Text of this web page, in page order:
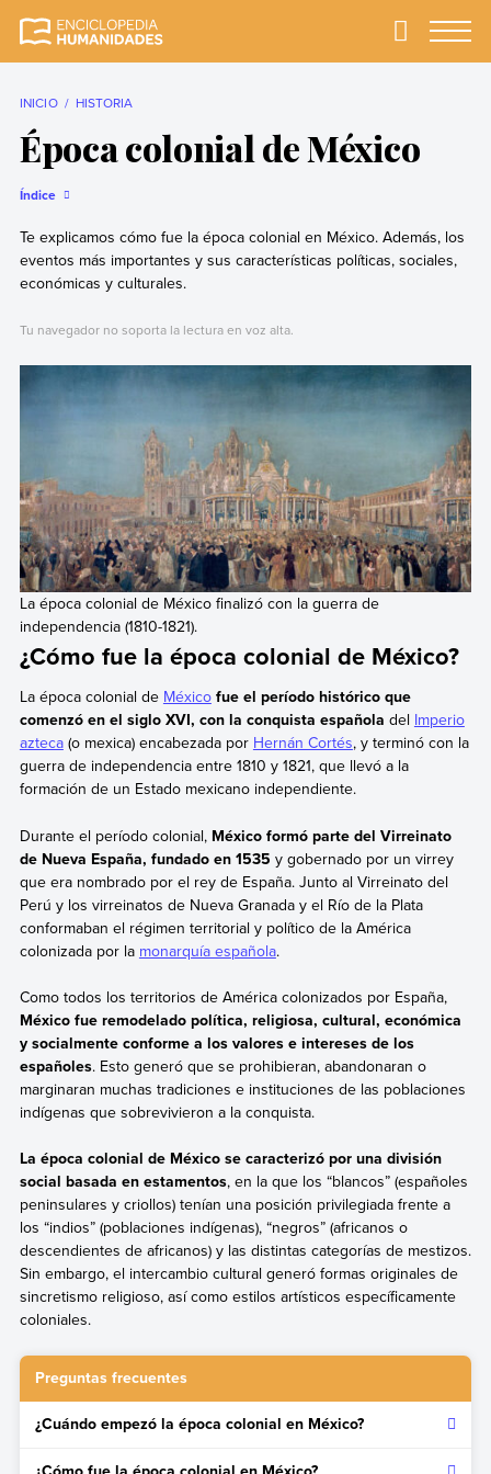
completa y más
confiable
Primary
INICIO HISTORIA
Época colonial de México
Índice
Te explicamos cómo fue la época colonial en México. Además, los
eventos más importantes y sus características políticas, sociales,
económicas y culturales.
Tu navegador no soporta la lectura en voz alta.
La época colonial de México finalizó con la guerra de
independencia (1810-1821).
¿Cómo fue la época colonial de México?
La época colonial de México fue el período histórico que
comenzó en el siglo XVI, con la conquista española del Imperio
azteca(o mexica) encabezada por Hernán Cortés, y terminó con la
guerra de independencia entre 1810 y 1821, que llevó a la
formación de un Estado mexicano independiente.
Durante el período colonial, México formó parte del Virreinato
de Nueva España, fundado en 1535 y gobernado por un virrey
que era nombrado por el rey de España. Junto al Virreinato del
Perú y los virreinatos de Nueva Granada y el Río de la Plata
conformaban el régimen territorial y político de la América
colonizada por la monarquía española.
Como todos los territorios de América colonizados por España,
México fue remodelado política, religiosa, cultural, económica
y socialmente conforme a los valores e intereses de los
españoles. Esto generó que se prohibieran, abandonaran o
marginaran muchas tradiciones e instituciones de las poblaciones
indígenas que sobrevivieron a la conquista.
La época colonial de México se caracterizó por una división
social basada en estamentos, en la que los “blancos” (españoles
peninsulares y criollos) tenían una posición privilegiada frente a
los “indios” (poblaciones indígenas), “negros” (africanos o
descendientes de africanos) y las distintas categorías de mestizos.
Sin embargo, el intercambio cultural generó formas originales de
sincretismo religioso, así como estilos artísticos específicamente
coloniales.
Preguntas frecuentes
¿Cuándo empezó la época colonial en México?